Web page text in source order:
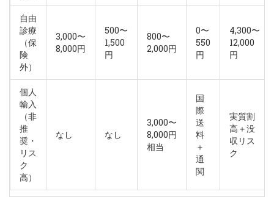
自由
診療
（保
険
外）
3,000〜
8,000円
500〜
1,500
円
800〜
2,000円
0〜
550
円
4,300〜
12,000
円
個人
輸入
（非
推
奨・
リス
ク
高）
なし なし
3,000〜
8,000円
相当
国
際
送
料
＋
通
関
実質割
高＋没
収リス
ク